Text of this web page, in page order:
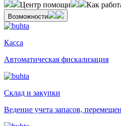
Центр помощи Как
Возможности
Касса
Автоматическая фискализация
Склад и закупки
Ведение учета запасов,